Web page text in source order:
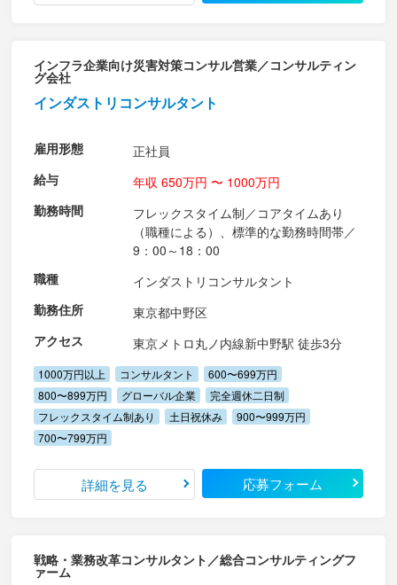
インフラ企業向け災害対策コンサル営業／コンサルティン
グ会社
インダストリコンサルタント
雇用形態
正社員
給与
年収 650万円 〜 1000万円
勤務時間
フレックスタイム制／コアタイムあり
（職種による）、標準的な勤務時間帯／
9：00～18：00
職種
インダストリコンサルタント
勤務住所
東京都中野区
アクセス
東京メトロ丸ノ内線新中野駅 徒歩3分
1000万円以上 コンサルタント
600〜699万円
800〜899万円
グローバル企業
完全週休二日制
フレックスタイム制あり
土日祝休み
900〜999万円
700〜799万円
詳細を見る 応募フォーム
戦略・業務改革コンサルタント／総合コンサルティングフ
ァーム